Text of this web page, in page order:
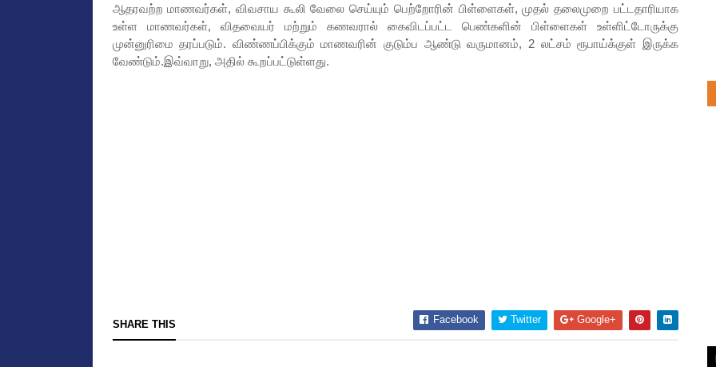
ஆதரவற்ற மாணவர்கள், விவசாய கூலி வேலை செய்யும் பெற்றோரின் பிள்ளைகள், முதல் தலைமுறை பட்டதாரியாக
உள்ள மாணவர்கள், விதவையர் மற்றும் கணவரால் கைவிடப்பட்ட பெண்களின் பிள்ளைகள் உள்ளிட்டோருக்கு
முன்னுரிமை தரப்படும். விண்ணப்பிக்கும் மாணவரின் குடும்ப ஆண்டு வருமானம், 2 லட்சம் ரூபாய்க்குள் இருக்க
வேண்டும்.இவ்வாறு, அதில் கூறப்பட்டுள்ளது.
SHARE THIS Facebook Twitter Google+